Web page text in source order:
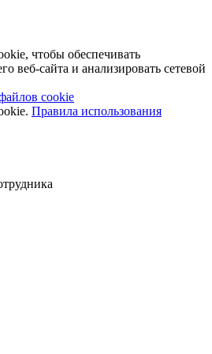
чтобы обеспечивать
веб-сайта и анализировать сетевой
cookie
Правила использования